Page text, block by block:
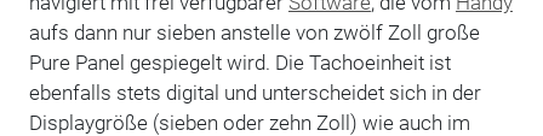
aufs dann nur sieben anstelle von zwölf Zoll große
Pure Panel gespiegelt wird. Die Tachoeinheit ist
ebenfalls stets digital und unterscheidet sich in der
Displaygröße (sieben oder zehn Zoll) wie auch im